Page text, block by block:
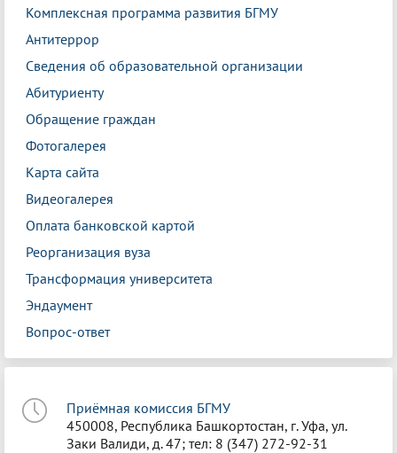
Комплексная программа развития БГМУ
Антитеррор
Сведения об образовательной организации
Абитуриенту
Обращение граждан
Фотогалерея
Карта сайта
Видеогалерея
Оплата банковской картой
Реорганизация вуза
Трансформация университета
Эндаумент
Вопрос-ответ
Приёмная комиссия БГМУ
450008, Республика Башкортостан, г. Уфа, ул.
Заки Валиди, д. 47; тел: 8 (347) 272-92-31